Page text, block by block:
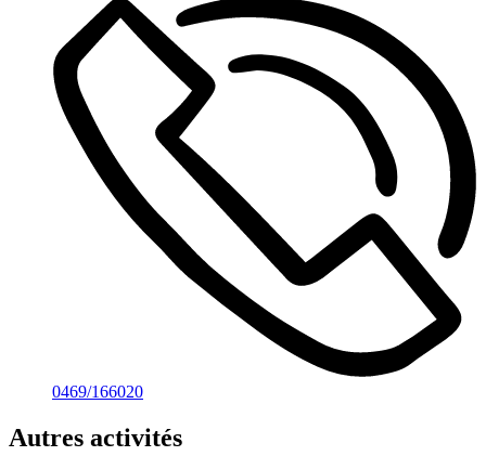
0469/166020
Autres activités